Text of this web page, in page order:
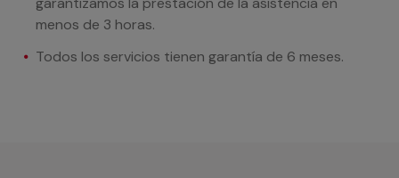
menos de 3 horas.
Todos los servicios tienen garantía de 6 meses.